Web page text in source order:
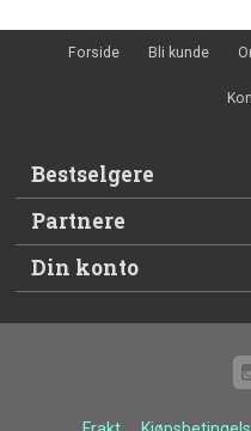
Forside Bli kunde
Bestselgere
Partnere
Din konto